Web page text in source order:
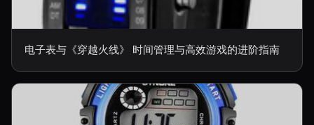
电子表与《穿越火线》 时间管理与高效游戏的进阶指南